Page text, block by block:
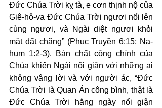
Đức Chúa Trời kỵ tà, e cơn thịnh nộ của
Giê-hô-va Đức Chúa Trời ngươi nổi lên
cùng ngươi, và Ngài diệt ngươi khỏi
mặt đất chăng” (Phục Truyền 6:15; Na-
hum 1:2-3). Bản chất công chính của
Chúa khiến Ngài nổi giận với những ai
không vâng lời và với người ác, “Đức
Chúa Trời là Quan Án công bình, thật là
Đức Chúa Trời hằng ngày nổi giận